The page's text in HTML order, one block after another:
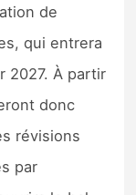
2
de
qui entrera
2027. À partir
donc
révisions
par